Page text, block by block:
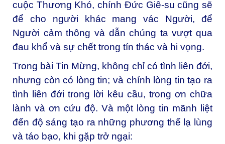
cuộc Thương Khó, chính Đức Giê-su cũng sẽ
để cho người khác mang vác Người, để
Người cảm thông và dẫn chúng ta vượt qua
đau khổ và sự chết trong tín thác và hi vọng.
Trong bài Tin Mừng, không chỉ có tình liên đới,
nhưng còn có lòng tin; và chính lòng tin tạo ra
tình liên đới trong lời kêu cầu, trong ơn chữa
lành và ơn cứu độ. Và một lòng tin mãnh liệt
đến độ sáng tạo ra những phương thế lạ lùng
và táo bạo, khi gặp trở ngại: